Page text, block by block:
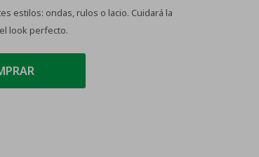
estilos: ondas, rulos o lacio. Cuidará la
look perfecto.